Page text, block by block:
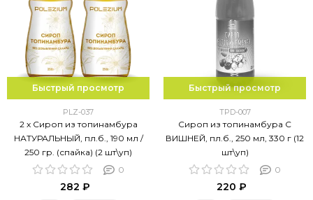
Быстрый просмотр
PLZ-037
2 х Сироп из топинамбура
НАТУРАЛЬНЫЙ, пл.б., 190 мл /
250 гр. (спайка) (2 шт\уп)
0
282 ₽
Быстрый просмотр
TPD-007
Сироп из топинамбура С
ВИШНЕЙ, пл.б., 250 мл, 330 г (12
шт\уп)
0
220 ₽